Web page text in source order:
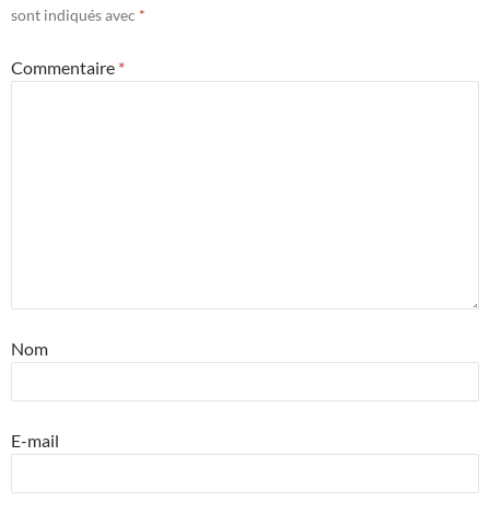
sont indiqués avec *
Commentaire *
Nom
E-mail